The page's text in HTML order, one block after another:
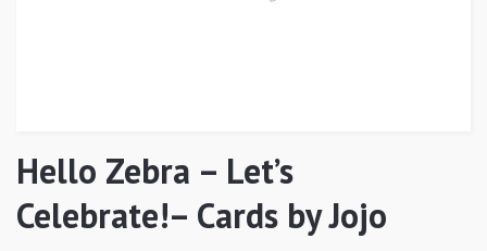
Hello Zebra – Let’s
Celebrate!– Cards by Jojo